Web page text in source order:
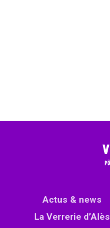
Actus & news
La Verrerie d’Alès